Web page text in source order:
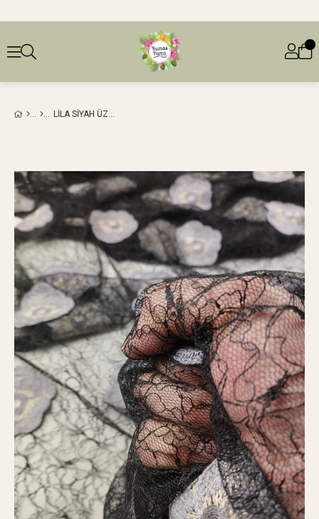
LİLA SIYAH ÜZERI ÇIÇEK NAKIŞLI TÜL (EN 140 CM X BOY 330 CM)